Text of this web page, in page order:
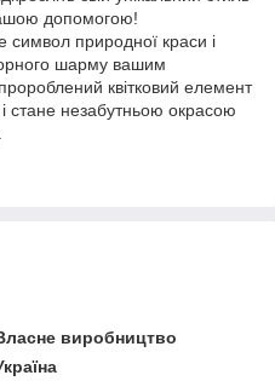
допомогою!
символ природної краси і
шарму вашим
квітковий елемент
стане незабутньою окрасою
виробництво